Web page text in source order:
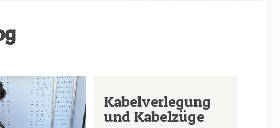
Kabelverlegung
und Kabelzüge